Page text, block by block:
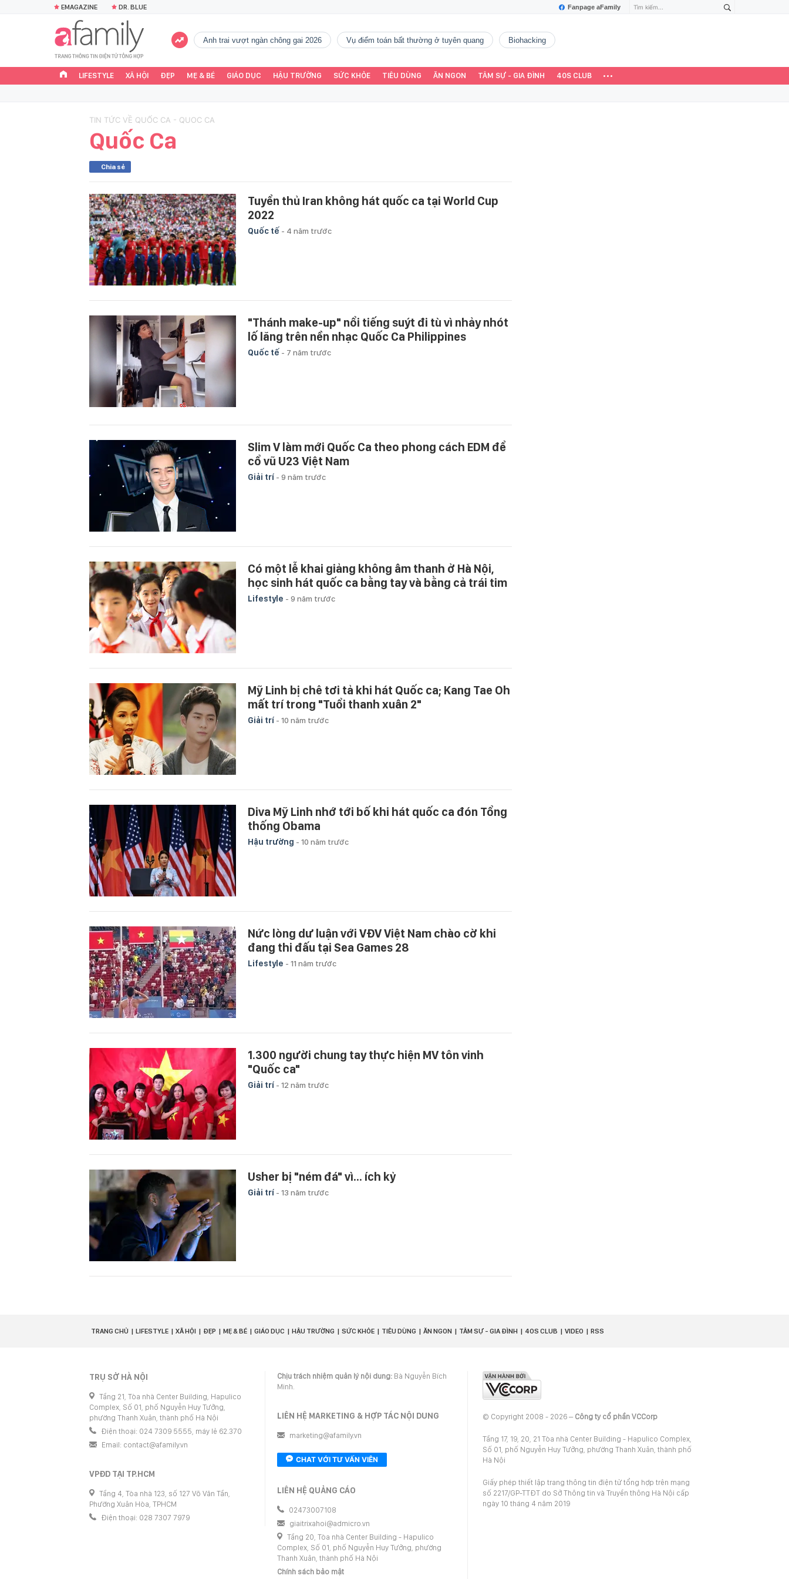
Fanpage aFamily
EMAGAZINE DR. BLUE
Anh trai vượt ngàn chông gai 2026 vụ điểm toán bất thường ở tuyên quang Biohacking
LIFESTYLE XÃ HỘI ĐẸP MẸ & BÉ GIÁO DỤC HẬU TRƯỜNG SỨC KHỎE TIÊU DÙNG ĂN NGON TÂM SỰ - GIA ĐÌNH 40S CLUB
TIN TỨC VỀ QUỐC CA - QUOC CA
Quốc Ca
Chia sẻ
Tuyển thủ Iran không hát quốc ca tại World Cup
2022
Quốc tế - 4 năm trước
"Thánh make-up" nổi tiếng suýt đi tù vì nhảy nhót
lố lăng trên nền nhạc Quốc Ca Philippines
Quốc tế - 7 năm trước
Slim V làm mới Quốc Ca theo phong cách EDM để
cổ vũ U23 Việt Nam
Giải trí - 9 năm trước
Có một lễ khai giảng không âm thanh ở Hà Nội,
học sinh hát quốc ca bằng tay và bằng cả trái tim
Lifestyle - 9 năm trước
Mỹ Linh bị chê tơi tả khi hát Quốc ca; Kang Tae Oh
mất trí trong "Tuổi thanh xuân 2"
Giải trí - 10 năm trước
Diva Mỹ Linh nhớ tới bố khi hát quốc ca đón Tổng
thống Obama
Hậu trường - 10 năm trước
Nức lòng dư luận với VĐV Việt Nam chào cờ khi
đang thi đấu tại Sea Games 28
Lifestyle - 11 năm trước
1.300 người chung tay thực hiện MV tôn vinh
"Quốc ca"
Giải trí - 12 năm trước
Usher bị "ném đá" vì... ích kỷ
Giải trí - 13 năm trước
TRANG CHỦ LIFESTYLE XÃ HỘI ĐẸP MẸ & BÉ GIÁO DỤC HẬU TRƯỜNG SỨC KHỎE TIÊU DÙNG ĂN NGON TÂM SỰ - GIA ĐÌNH 40S CLUB VIDEO RSS
TRỤ SỞ HÀ NỘI
Tầng 21, Tòa nhà Center Building, Hapulico
Complex, Số 01, phố Nguyễn Huy Tưởng,
phường Thanh Xuân, thành phố Hà Nội
Điện thoại: 024 7309 5555, máy lẻ 62.370
Email: contact@afamily.vn
VPĐD TẠI TP.HCM
Tầng 4, Tòa nhà 123, số 127 Võ Văn Tần,
Phường Xuân Hòa, TPHCM
Điện thoại: 028 7307 7979
Chịu trách nhiệm quản lý nội dung: Bà Nguyễn Bích
Minh.
LIÊN HỆ MARKETING & HỢP TÁC NỘI DUNG
marketing@afamily.vn
CHAT VỚI TƯ VẤN VIÊN
LIÊN HỆ QUẢNG CÁO
02473007108
giaitrixahoi@admicro.vn
Tầng 20, Tòa nhà Center Building - Hapulico
Complex, Số 01, phố Nguyễn Huy Tưởng, phường
Thanh Xuân, thành phố Hà Nội
Chính sách bảo mật
© Copyright 2008 - 2026 – Công ty cổ phần VCCorp
Tầng 17, 19, 20, 21 Tòa nhà Center Building - Hapulico Complex,
Số 01, phố Nguyễn Huy Tưởng, phường Thanh Xuân, thành phố
Hà Nội
Giấy phép thiết lập trang thông tin điện tử tổng hợp trên mạng
số 2217/GP-TTĐT do Sở Thông tin và Truyền thông Hà Nội cấp
ngày 10 tháng 4 năm 2019